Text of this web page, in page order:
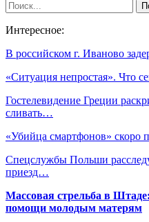
Интересное:
В российском г. Иваново
«Ситуация непростая». Что
Гостелевидение Греции
сливать…
«Убийца смартфонов» скоро
Спецслужбы Польши
приезд…
Массовая стрельба в
помощи молодым матерям